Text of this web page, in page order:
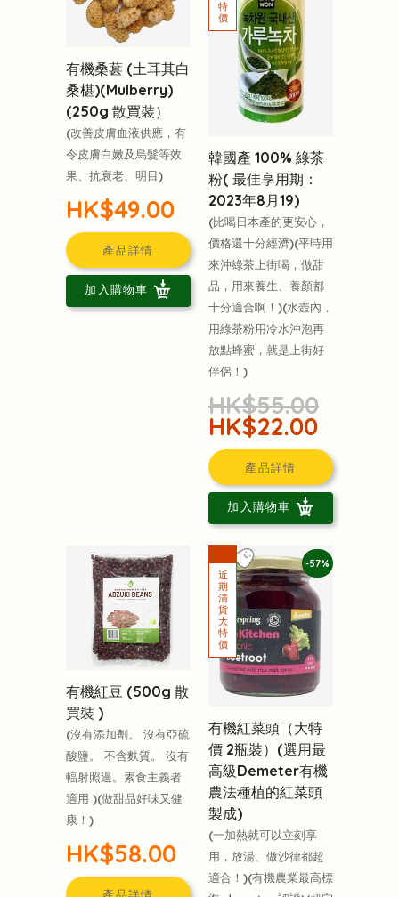
有機桑葚 (土耳其白
桑椹)(Mulberry)
(250g 散買裝）
(改善皮膚血液供應，有
令皮膚白嫩及烏髮等效
果、抗衰老、明目)
HK$49.00
產品詳情
加入購物車
韓國產 100% 綠茶
粉( 最佳享用期：
2023年8月19)
(比喝日本產的更安心，
價格還十分經濟)(平時用
來沖綠茶上街喝，做甜
品，用來養生、養顏都
十分適合啊！)(水壺內，
用綠茶粉用冷水沖泡再
放點蜂蜜，就是上街好
伴侶！)
HK$55.00
HK$22.00
產品詳情
加入購物車
有機紅豆 (500g 散
買裝 )
(沒有添加劑。 沒有亞硫
酸鹽。 不含麩質。 沒有
輻射照過。素食主義者
適用 )(做甜品好味又健
康！)
HK$58.00
-57%
有機紅菜頭（大特
價 2瓶裝）(選用最
高級Demeter有機
農法種植的紅菜頭
製成)
(一加熱就可以立刻享
用，放湯、做沙律都超
適合！)(有機農業最高標